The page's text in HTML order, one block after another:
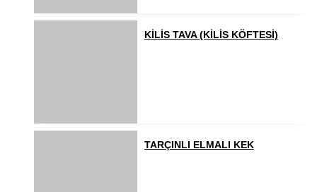
KİLİS TAVA (KİLİS KÖFTESİ)
TARÇINLI ELMALI KEK